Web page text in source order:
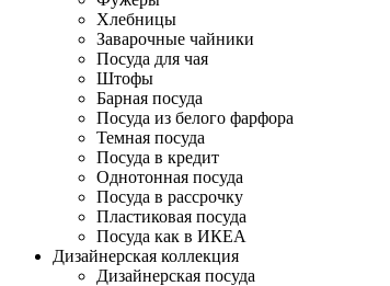
Хлебницы
Заварочные чайники
Посуда для чая
Штофы
Барная посуда
Посуда из белого фарфора
Темная посуда
Посуда в кредит
Однотонная посуда
Посуда в рассрочку
Пластиковая посуда
Посуда как в ИКЕА
Дизайнерская коллекция
Дизайнерская посуда